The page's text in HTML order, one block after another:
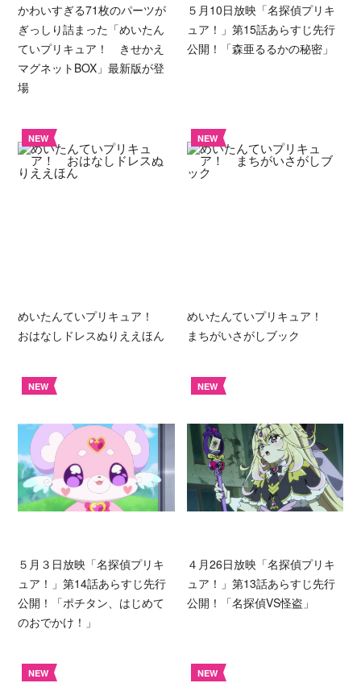
かわいすぎる71枚のパーツが
ぎっしり詰まった「めいたん
ていプリキュア！ きせかえ
マグネットBOX」最新版が登
場
５月10日放映「名探偵プリキ
ュア！」第15話あらすじ先行
公開！「森亜るるかの秘密」
NEW
めいたんていプリキュア！
おはなしドレスぬりええほん
NEW
めいたんていプリキュア！
まちがいさがしブック
NEW
５月３日放映「名探偵プリキ
ュア！」第14話あらすじ先行
公開！「ポチタン、はじめて
のおでかけ！」
NEW
４月26日放映「名探偵プリキ
ュア！」第13話あらすじ先行
公開！「名探偵VS怪盗」
NEW NEW